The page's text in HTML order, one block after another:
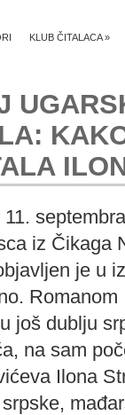
KLUB ČITALACA»
11.
iz Čikaga
je u
još dublju
na sam
Ilona